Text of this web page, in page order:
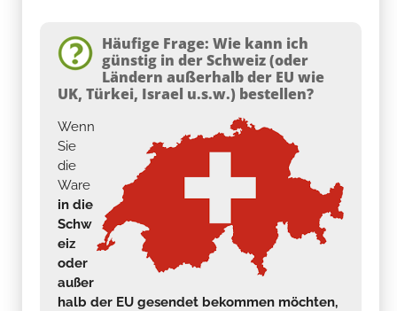
Häufige Frage: Wie kann ich
günstig in der Schweiz (oder
Ländern außerhalb der EU wie
UK, Türkei, Israel u.s.w.) bestellen?
Wenn
Sie
die
Ware
in die
Schw
eiz
oder
außer
halb der EU gesendet bekommen möchten,